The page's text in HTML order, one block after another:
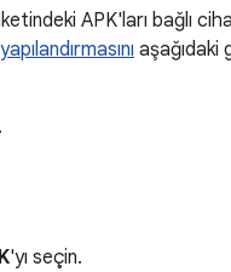
APK'ları bağlı
aşağıdaki
'yı seçin.